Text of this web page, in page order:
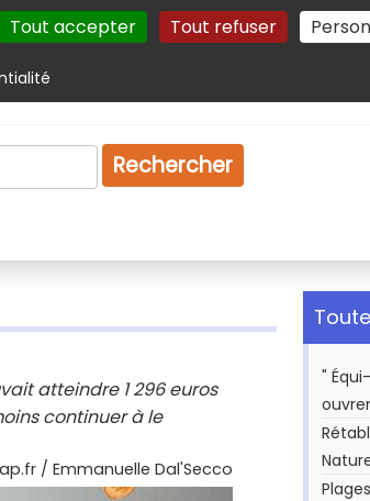
Tout accepter Tout refuser
services Plan du site Gestion des cookies
Droit
Rechercher
atteindre 1 296 euros
continuer à le
/ Emmanuelle Dal'Secco
"